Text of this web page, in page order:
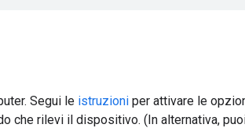
Segui le istruzioni per attivare le
che rilevi il dispositivo. (In alternativa,